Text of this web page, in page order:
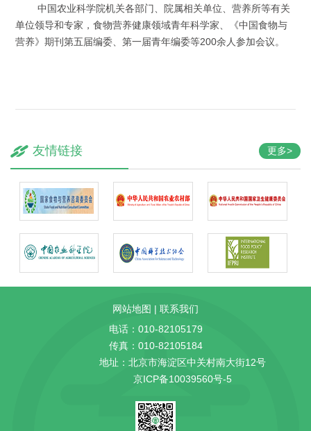
中国农业科学院机关各部门、院属相关单位、营养所等有关
单位领导和专家，食物营养健康领域青年科学家、《中国食物与
营养》期刊第五届编委、第一届青年编委等200余人参加会议。
更多>
友情链接
网站地图 | 联系我们
电话：010-82105179
传真：010-82105184
地址：北京市海淀区中关村南大街12号
京ICP备10039560号-5